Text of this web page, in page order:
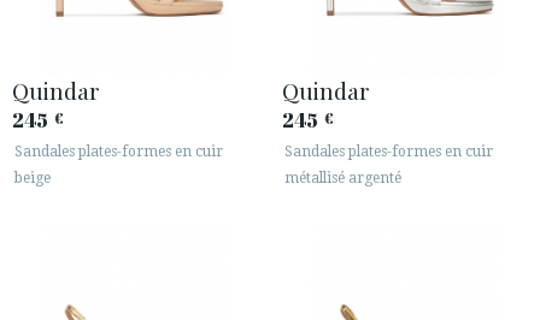
Quindar
245 €
Sandales plates-formes en cuir
beige
Quindar
245 €
Sandales plates-formes en cuir
métallisé argenté